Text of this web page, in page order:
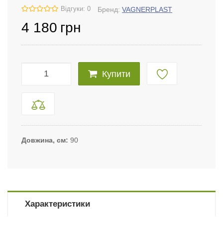
Відгуки: 0 Бренд: VAGNERPLAST
4 180 грн
Купити
Довжина, см 90
Характеристики